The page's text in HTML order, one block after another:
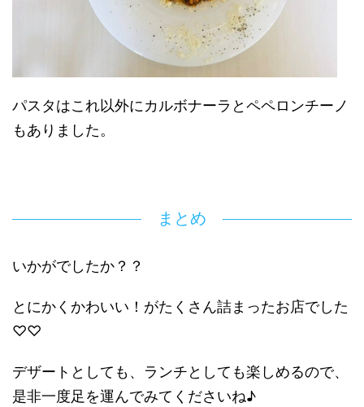
パスタはこれ以外にカルボナーラとペペロンチーノ
もありました。
まとめ
いかがでしたか？？
とにかくかわいい！がたくさん詰まったお店でした
♡♡
デザートとしても、ランチとしても楽しめるので、
是非一度足を運んでみてくださいね♪